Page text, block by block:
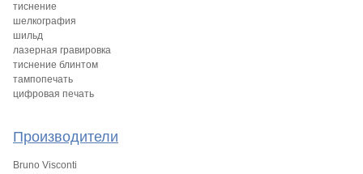
тиснение
шелкография
шильд
лазерная гравировка
тиснение блинтом
тампопечать
цифровая печать
Производители
Bruno Visconti